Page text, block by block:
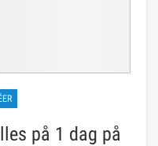
på 1 dag på